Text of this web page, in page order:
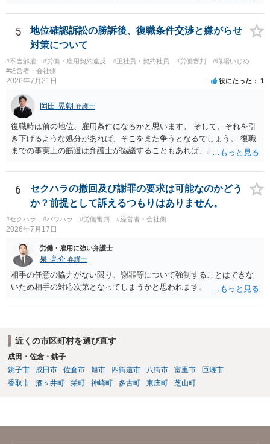
の弁護士にご相談ください。 以上、ご参考まで。
わからない，そういう状態なのであれば，その点を検討していくこと
から始めるのがよいと思います。
5
地位確認訴訟の勝訴後、復職条件交渉と嫌がらせ
対策について
#不当解雇 #労働・雇用契約違反 #正社員・契約社員 #労働審判
#職場いじめ
#経営者・会社側
2026年7月21日 役にたった 1
岡田 晃朝 弁護士
復職時は前の地位、雇用条件になるかと思います。 そして、それを引
き下げるような処分があれば、そこをまた争うとなるでしょう。 復職
までの事実上の筋道は弁護士が協議することもあれば、あなたがご自
ょうから、別途費用が発生することもありますが、出勤日時の設定く
らいならサービスでしてくれるかもしれません。
6
セクハラの撤回及び謝罪の要求は可能なのかどう
か？前提として訴えるつもりはありません。
#セクハラ #パワハラ #労働審判 #経営者・会社側
2026年7月17日
労働・雇用に強い弁護士
泉 亮介 弁護士
相手の任意の協力がない限り、謝罪等について強制することはできな
いため相手の対応次第となってしまうかと思われます。
近くの市区町村を選び直す
成田・佐倉・銚子
銚子市
成田市 佐倉市 旭市 四街道市 八街市 富里市
匝瑳市
香取市
酒々井町 栄町 神崎町 多古町 東庄町 芝山町